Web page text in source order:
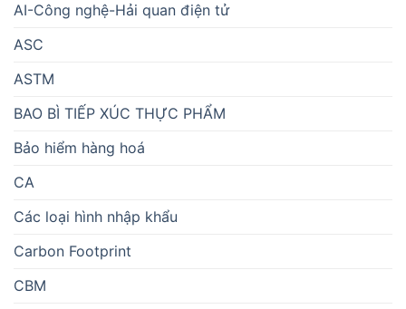
AI-Công nghệ-Hải quan điện tử
ASC
ASTM
BAO BÌ TIẾP XÚC THỰC PHẨM
Bảo hiểm hàng hoá
CA
Các loại hình nhập khẩu
Carbon Footprint
CBM